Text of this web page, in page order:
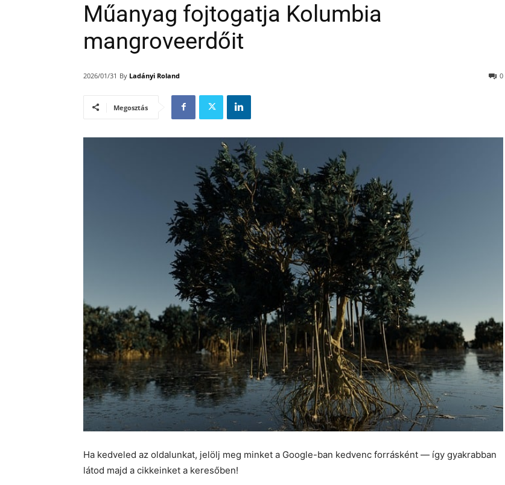
Műanyag fojtogatja Kolumbia
mangroveerdőit
2026/01/31 By Ladányi Roland 0
Megosztás
Ha kedveled az oldalunkat, jelölj meg minket a Google-ban kedvenc forrásként — így gyakrabban
látod majd a cikkeinket a keresőben!